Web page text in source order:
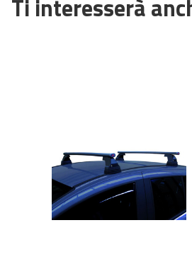
Ti interesserà